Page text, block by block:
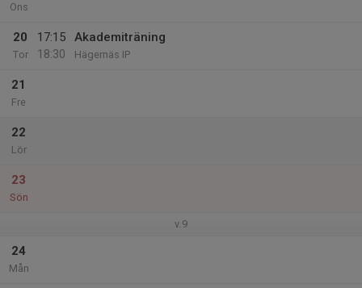
Ons
20
Tor
17:15
18:30
Akademiträning
Hägernäs IP
21
Fre
22
Lör
23
Sön
v.9
24
Mån